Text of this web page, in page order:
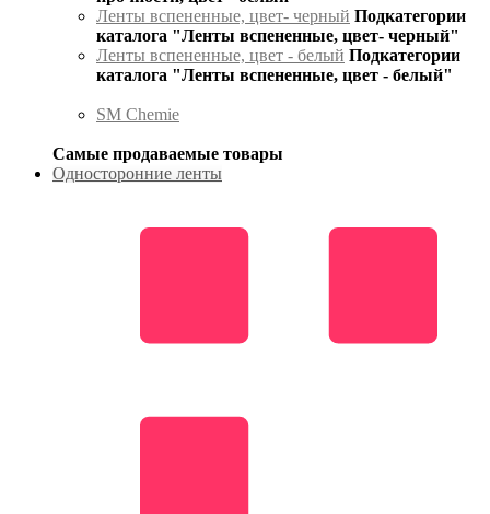
Ленты вспененные, цвет- черный Подкатегории
каталога "Ленты вспененные, цвет- черный"
Ленты вспененные, цвет - белый Подкатегории
каталога "Ленты вспененные, цвет - белый"
SM Chemie
Самые продаваемые товары
Односторонние ленты